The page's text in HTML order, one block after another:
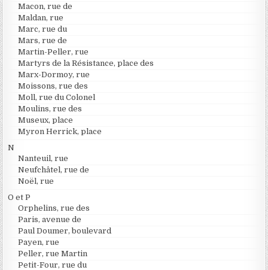
Macon, rue de
Maldan, rue
Marc, rue du
Mars, rue de
Martin-Peller, rue
Martyrs de la Résistance, place des
Marx-Dormoy, rue
Moissons, rue des
Moll, rue du Colonel
Moulins, rue des
Museux, place
Myron Herrick, place
N
Nanteuil, rue
Neufchâtel, rue de
Noël, rue
O et P
Orphelins, rue des
Paris, avenue de
Paul Doumer, boulevard
Payen, rue
Peller, rue Martin
Petit-Four, rue du